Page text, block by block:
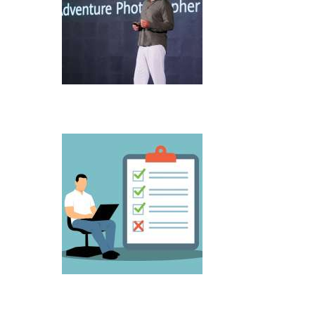
Microsoft predstavio Project